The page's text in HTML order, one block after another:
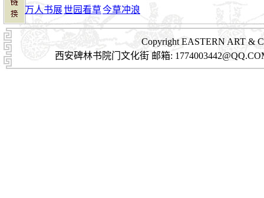
万人书展世园看草今草冲浪
Copyright EASTERN ART &
西安碑林书院门文化街 邮箱: